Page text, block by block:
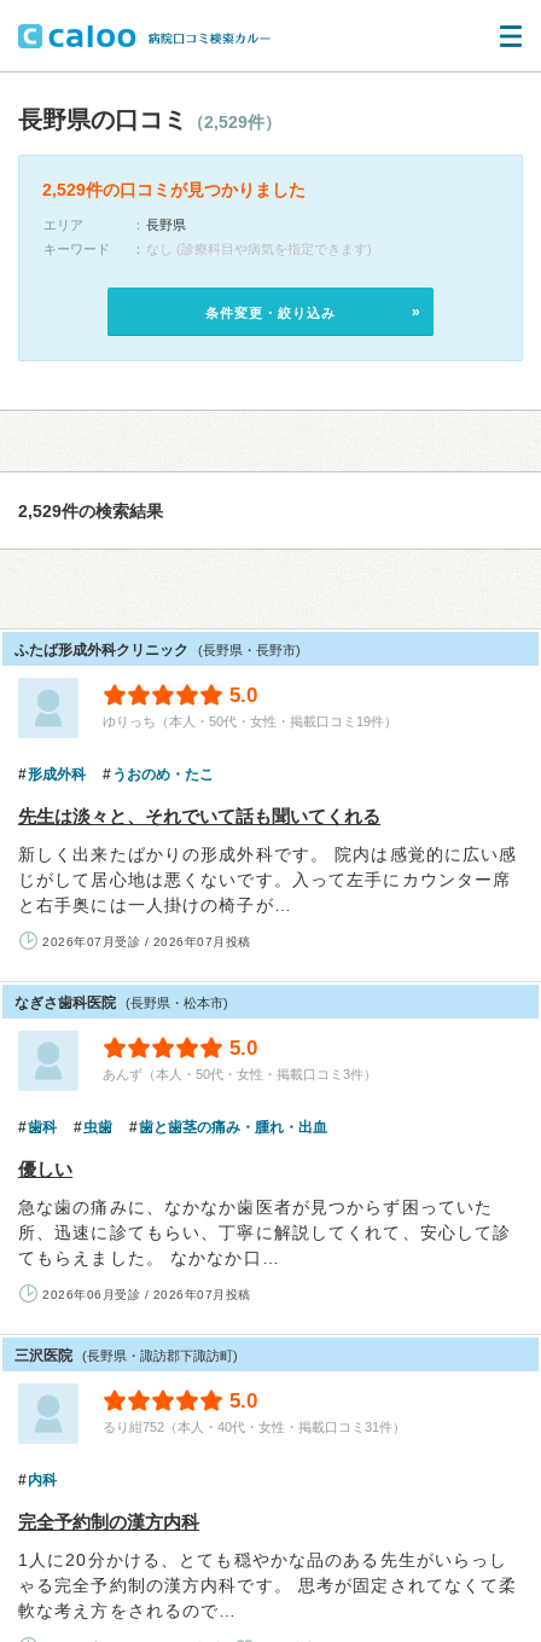
長野県の口コミ （2,529件）
2,529件の口コミが見つかりました
エリア
長野県
キーワード
なし (診療科目や病気を指定できます)
条件変更・絞り込み
2,529件の検索結果
ふたば形成外科クリニック (長野県・長野市)
5.0
ゆりっち（本人・50代・女性・掲載口コミ19件）
形成外科 うおのめ・たこ
先生は淡々と、それでいて話も聞いてくれる
新しく出来たばかりの形成外科です。 院内は感覚的に広い感
じがして居心地は悪くないです。入って左手にカウンター席
と右手奥には一人掛けの椅子が…
2026年07月受診 / 2026年07月投稿
なぎさ歯科医院 (長野県・松本市)
5.0
あんず（本人・50代・女性・掲載口コミ3件）
歯科 虫歯 歯と歯茎の痛み・腫れ・出血
優しい
急な歯の痛みに、なかなか歯医者が見つからず困っていた
所、迅速に診てもらい、丁寧に解説してくれて、安心して診
てもらえました。 なかなか口…
2026年06月受診 / 2026年07月投稿
三沢医院 (長野県・諏訪郡下諏訪町)
5.0
るり紺752（本人・40代・女性・掲載口コミ31件）
内科
完全予約制の漢方内科
1人に20分かける、とても穏やかな品のある先生がいらっし
ゃる完全予約制の漢方内科です。 思考が固定されてなくて柔
軟な考え方をされるので…